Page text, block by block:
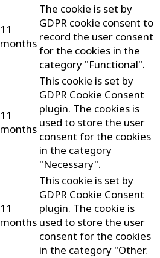
11
months
The cookie is set by
GDPR cookie consent to
record the user consent
for the cookies in the
category "Functional".
11
months
This cookie is set by
GDPR Cookie Consent
plugin. The cookies is
used to store the user
consent for the cookies
in the category
"Necessary".
11
months
This cookie is set by
GDPR Cookie Consent
plugin. The cookie is
used to store the user
consent for the cookies
in the category "Other.